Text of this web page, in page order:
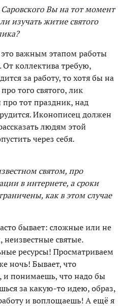
Вы на тот момент
изучать житие святого
важным этапом работы
коллектива требую,
за работу, то хотя бы на
того святого, лик
тот праздник, над
Иконописец должен
людям этой
через себя.
святом, про
в интернете, а сроки
как в этом случае
бывает: сложные или не
святые.
ресурсы! Просматриваем
ночь! Бывает, что
и понимаешь, что надо бы
за какую-то идею, образ,
и воплощаешь! А ещё я